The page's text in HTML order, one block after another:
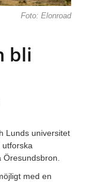
Foto: Elonroad
bli
Lunds universitet
med en